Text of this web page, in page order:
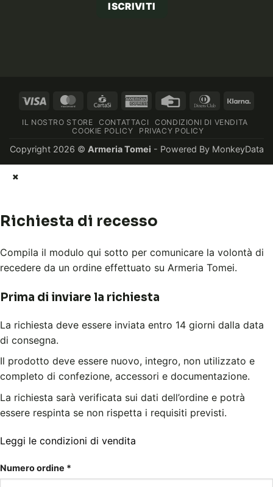
ISCRIVITI
Visa MasterCardCartaSi
American Credit
Dinners
IL NOSTRO STORE CONTATTACI
CONDIZIONI DI VENDITA
COOKIE POLICY
PRIVACY POLICY
Copyright 2026 © Armeria Tomei - Powered By MonkeyData
×
Richiesta di recesso
Compila il modulo qui sotto per comunicare la volontà di
recedere da un ordine effettuato su Armeria Tomei.
Prima di inviare la richiesta
La richiesta deve essere inviata entro 14 giorni dalla data
di consegna.
Il prodotto deve essere nuovo, integro, non utilizzato e
completo di confezione, accessori e documentazione.
La richiesta sarà verificata sui dati dell’ordine e potrà
essere respinta se non rispetta i requisiti previsti.
Leggi le condizioni di vendita
Numero ordine *